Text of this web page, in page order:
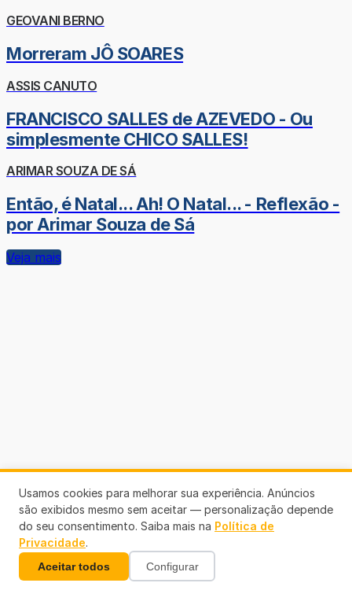
GEOVANI BERNO
Morreram JÔ SOARES
ASSIS CANUTO
FRANCISCO SALLES de AZEVEDO - Ou
simplesmente CHICO SALLES!
ARIMAR SOUZA DE SÁ
Então, é Natal... Ah! O Natal... - Reflexão -
por Arimar Souza de Sá
Veja mais
Usamos cookies para melhorar sua experiência. Anúncios
são exibidos mesmo sem aceitar — personalização depende
do seu consentimento. Saiba mais na Política de
Privacidade.
Aceitar todos Configurar